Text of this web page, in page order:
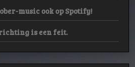
music ook op Spotify!
is een feit.